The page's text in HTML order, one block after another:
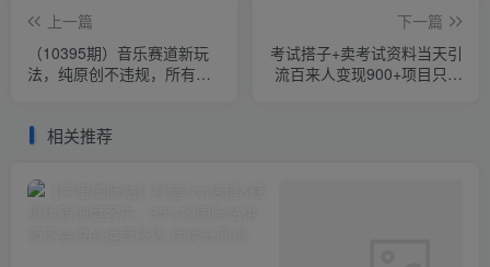
上一篇
（10395期）音乐赛道新玩
法，纯原创不违规，所有平
下一篇
考试搭子+卖考试资料当天引
流百来人变现900+项目只有
相关推荐